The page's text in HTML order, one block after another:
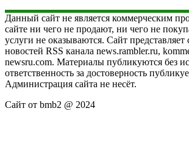
Данный сайт не является коммерческим
сайте ни чего не продают, ни чего не
услуги не оказываются. Сайт представляет
новостей RSS канала news.rambler.ru,
newsru.com. Материалы публикуются без
ответственность за достоверность
Администрация сайта не несёт.
Сайт от bmb2 @ 2024